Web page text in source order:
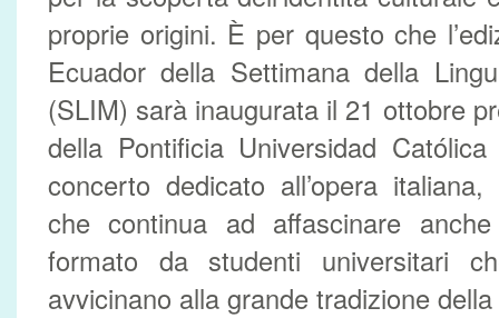
proprie origini. È per questo che
Ecuador della Settimana della
(SLIM) sarà inaugurata il 21 ottobre
della Pontificia Universidad
concerto dedicato all’opera
che continua ad affascinare
formato da studenti universitari
avvicinano alla grande tradizione